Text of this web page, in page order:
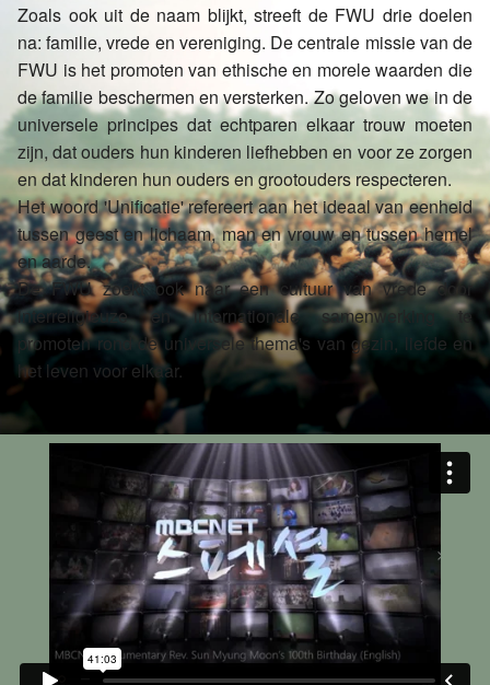
Zoals ook uit de naam blijkt, streeft de FWU drie doelen
na: familie, vrede en vereniging. De centrale missie van de
FWU is het promoten van ethische en morele waarden die
de familie beschermen en versterken. Zo geloven we in de
universele principes dat echtparen elkaar trouw moeten
zijn, dat ouders hun kinderen liefhebben en voor ze zorgen
en dat kinderen hun ouders en grootouders respecteren.
Het woord 'Unificatie' refereert aan het ideaal van eenheid
tussen geest en lichaam, man en vrouw en tussen hemel
en aarde.
De FWU zoekt ook naar een cultuur van vrede door
interreligieuze en internationale samenwerking te
promoten rond de universele thema's van gezin, liefde en
het leven voor elkaar.